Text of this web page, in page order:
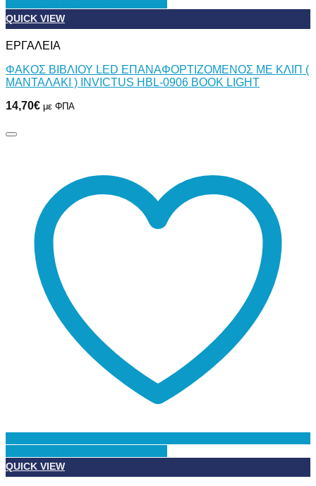
QUICK VIEW
ΕΡΓΑΛΕΙΑ
ΦΑΚΟΣ ΒΙΒΛΙΟΥ LED ΕΠΑΝΑΦΟΡΤΙΖΟΜΕΝΟΣ ΜΕ ΚΛΙΠ (
ΜΑΝΤΑΛΑΚΙ ) INVICTUS HBL-0906 BOOK LIGHT
14,70€ με ΦΠΑ
QUICK VIEW